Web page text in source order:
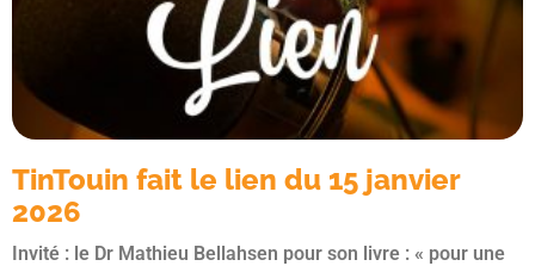
TinTouin fait le lien du 15 janvier
2026
Invité : le Dr Mathieu Bellahsen pour son livre : « pour une